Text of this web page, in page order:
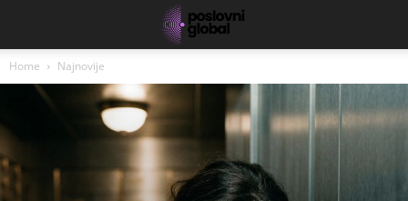
Home Najnovije